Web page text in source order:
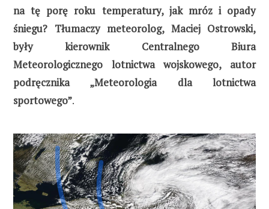
na tę porę roku temperatury, jak mróz i opady
śniegu? Tłumaczy meteorolog, Maciej Ostrowski,
były kierownik Centralnego Biura
Meteorologicznego lotnictwa wojskowego, autor
podręcznika „Meteorologia dla lotnictwa
sportowego”.